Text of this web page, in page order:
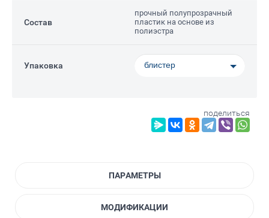
Состав
прочный полупрозрачный
пластик на основе из
полиэстра
Упаковка блистер
поделиться
ПАРАМЕТРЫ
МОДИФИКАЦИИ